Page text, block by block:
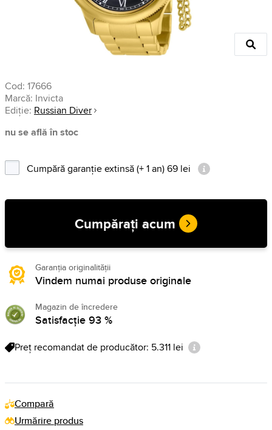
Cod: 17666
Marcă: Invicta
Ediție: Russian Diver
nu se află în stoc
Cumpără garanție extinsă (+ 1 an) 69 lei
Cumpărați acum
Garanția originalității
Vindem numai produse originale
Magazin de încredere
Satisfacție 93 %
Preț recomandat de producător: 5.311 lei
Compară
Urmărire produs